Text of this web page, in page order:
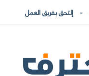
إلتحق بفريق العمل